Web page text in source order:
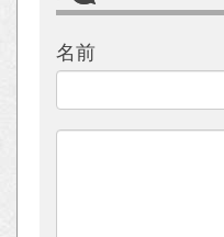
名前